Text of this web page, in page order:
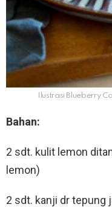
Ilustrasi Blueberry
Bahan:
2 sdt. kulit lemon
lemon)
2 sdt. kanji dr tepung